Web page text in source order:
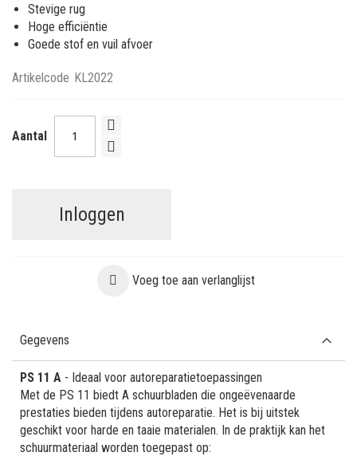
Stevige rug
Hoge efficiëntie
Goede stof en vuil afvoer
Artikelcode KL2022
Aantal
Inloggen
Voeg toe aan verlanglijst
Gegevens
PS 11 A - Ideaal voor autoreparatietoepassingen
Met de PS 11 biedt A schuurbladen die ongeëvenaarde
prestaties bieden tijdens autoreparatie. Het is bij uitstek
geschikt voor harde en taaie materialen. In de praktijk kan het
schuurmateriaal worden toegepast op: